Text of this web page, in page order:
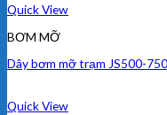
Quick View
BƠM MỠ
Dây bơm mỡ trạm JS500-
Quick View